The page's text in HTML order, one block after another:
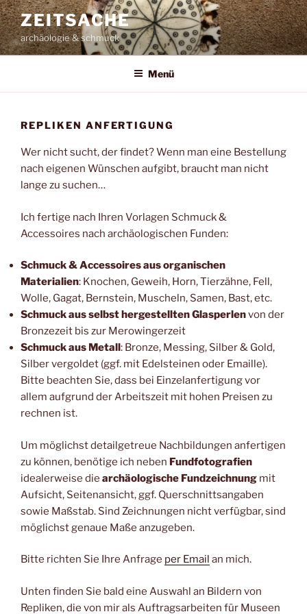
Zum
Inhalt
springen
ZEITSACHE
archäologie & schmuck
Menü
REPLIKEN ANFERTIGUNG
Wer nicht sucht, der findet? Wenn man eine Bestellung
nach eigenen Wünschen aufgibt, braucht man nicht
lange zu suchen…
Ich fertige nach Ihren Vorlagen Schmuck &
Accessoires nach archäologischen Funden:
Schmuck & Accessoires aus organischen
Materialien: Knochen, Geweih, Horn, Tierzähne, Fell,
Wolle, Gagat, Bernstein, Muscheln, Samen, Bast, etc.
Schmuck aus selbst hergestellten Glasperlenvon der
Bronzezeit bis zur Merowingerzeit
Schmuck aus Metall: Bronze, Messing, Silber & Gold,
Silber vergoldet (ggf. mit Edelsteinen oder Emaille).
Bitte beachten Sie, dass bei Einzelanfertigung vor
allem aufgrund der Arbeitszeit mit hohen Preisen zu
rechnen ist.
Um möglichst detailgetreue Nachbildungen anfertigen
zu können, benötige ich neben Fundfotografien
idealerweise die archäologische Fundzeichnung mit
Aufsicht, Seitenansicht, ggf. Querschnittsangaben
sowie Maßstab. Sind Zeichnungen nicht verfügbar, sind
möglichst genaue Maße anzugeben.
Bitte richten Sie Ihre Anfrage per Email an mich.
Unten finden Sie bald eine Auswahl an Bildern von
Repliken, die von mir als Auftragsarbeiten für Museen